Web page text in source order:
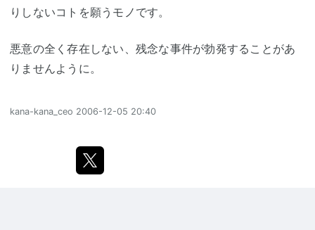
りしないコトを願うモノです。
悪意の全く存在しない、残念な事件が勃発することがあ
りませんように。
kana-kana_ceo 2006-12-05 20:40